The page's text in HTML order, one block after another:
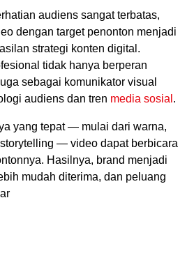
audiens sangat terbatas,
dengan target penonton menjadi
strategi konten digital.
tidak hanya berperan
sebagai komunikator visual
audiens dan tren media sosial .
yang tepat — mulai dari warna,
— video dapat berbicara
Hasilnya, brand menjadi
mudah diterima, dan peluang